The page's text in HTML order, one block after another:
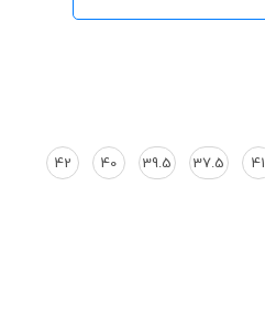
41
37.5
39.5
40
42